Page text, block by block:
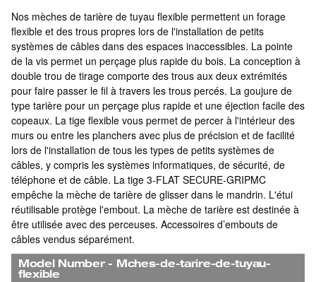
Nos mèches de tarière de tuyau flexible permettent un forage
flexible et des trous propres lors de l'installation de petits
systèmes de câbles dans des espaces inaccessibles. La pointe
de la vis permet un perçage plus rapide du bois. La conception à
double trou de tirage comporte des trous aux deux extrémités
pour faire passer le fil à travers les trous percés. La goujure de
type tarière pour un perçage plus rapide et une éjection facile des
copeaux. La tige flexible vous permet de percer à l'intérieur des
murs ou entre les planchers avec plus de précision et de facilité
lors de l'installation de tous les types de petits systèmes de
câbles, y compris les systèmes informatiques, de sécurité, de
téléphone et de câble. La tige 3-FLAT SECURE-GRIPMC
empêche la mèche de tarière de glisser dans le mandrin. L'étui
réutilisable protège l'embout. La mèche de tarière est destinée à
être utilisée avec des perceuses. Accessoires d’embouts de
câbles vendus séparément.
Model Number- Mches-de-tarire-de-tuyau-
flexible